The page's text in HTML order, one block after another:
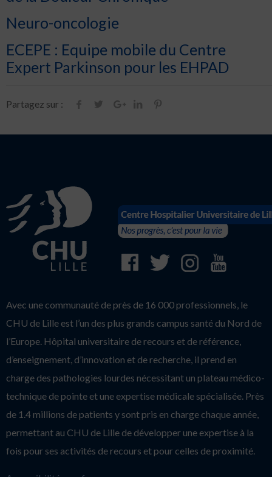
Neuro-oncologie
ECEPE : Equipe mobile du Centre
Expert Parkinson pour les EHPAD
Partagez sur :
Avec une communauté de près de 16 000 professionnels, le
CHU de Lille est l’un des plus grands campus santé du Nord de
l’Europe. Hôpital universitaire de recours et de référence,
d’enseignement, d’innovation et de recherche, il prend en
charge des pathologies lourdes nécessitant un plateau médico-
technique de pointe et une expertise médicale spécialisée. Près
de 1.4 millions de patients y sont pris en charge chaque année,
permettant au CHU de Lille de développer une expertise à la
fois pour ses activités de recours et pour celles de proximité.